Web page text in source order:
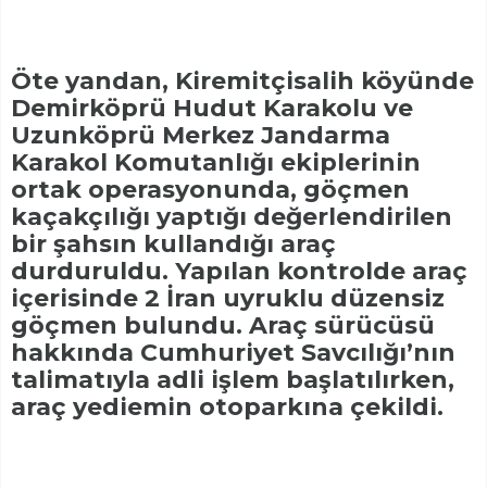
Öte yandan, Kiremitçisalih köyünde
Demirköprü Hudut Karakolu ve
Uzunköprü Merkez Jandarma
Karakol Komutanlığı ekiplerinin
ortak operasyonunda, göçmen
kaçakçılığı yaptığı değerlendirilen
bir şahsın kullandığı araç
durduruldu. Yapılan kontrolde araç
içerisinde 2 İran uyruklu düzensiz
göçmen bulundu. Araç sürücüsü
hakkında Cumhuriyet Savcılığı’nın
talimatıyla adli işlem başlatılırken,
araç yediemin otoparkına çekildi.